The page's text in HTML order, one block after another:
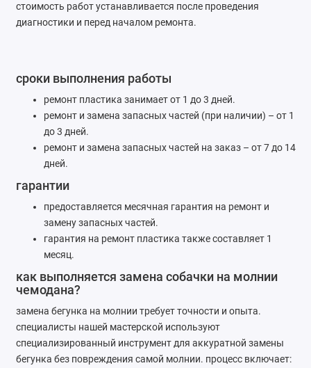
стоимость работ устанавливается после проведения
диагностики и перед началом ремонта.
сроки выполнения работы
ремонт пластика занимает от 1 до 3 дней.
ремонт и замена запасных частей (при наличии) – от 1
до 3 дней.
ремонт и замена запасных частей на заказ – от 7 до 14
дней.
гарантии
предоставляется месячная гарантия на ремонт и
замену запасных частей.
гарантия на ремонт пластика также составляет 1
месяц.
как выполняется замена собачки на молнии
чемодана?
замена бегунка на молнии требует точности и опыта.
специалисты нашей мастерской используют
специализированный инструмент для аккуратной замены
бегунка без повреждения самой молнии. процесс включает: